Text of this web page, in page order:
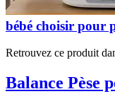
bébé choisir pour
Retrouvez ce produit
Balance Pèse